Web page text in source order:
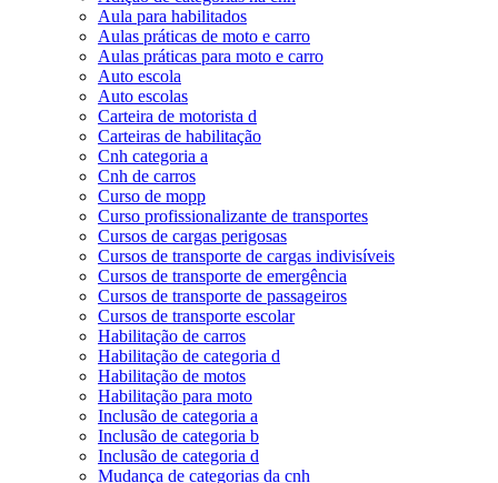
Aula para habilitados
Aulas práticas de moto e carro
Aulas práticas para moto e carro
Auto escola
Auto escolas
Carteira de motorista d
Carteiras de habilitação
Cnh categoria a
Cnh de carros
Curso de mopp
Curso profissionalizante de transportes
Cursos de cargas perigosas
Cursos de transporte de cargas indivisíveis
Cursos de transporte de emergência
Cursos de transporte de passageiros
Cursos de transporte escolar
Habilitação de carros
Habilitação de categoria d
Habilitação de motos
Habilitação para moto
Inclusão de categoria a
Inclusão de categoria b
Inclusão de categoria d
Mudança de categorias da cnh